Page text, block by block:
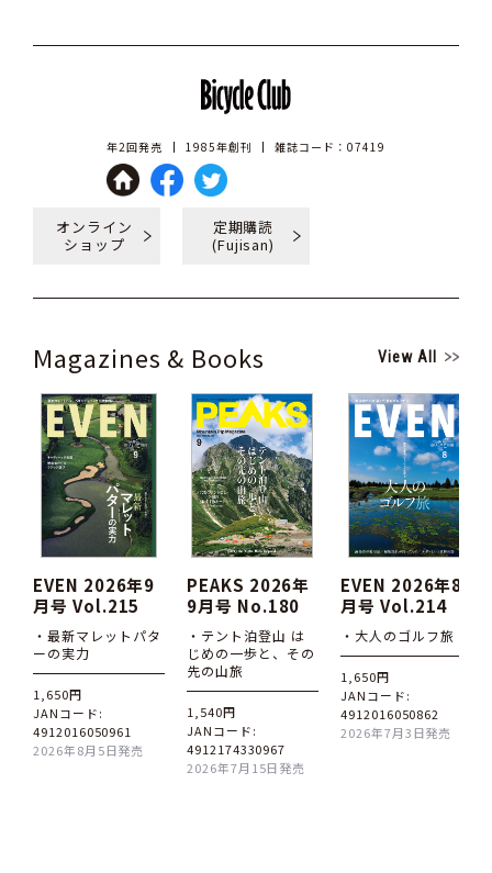
年2回発売 1985年創刊 雑誌コード：07419
オンライン
ショップ
定期購読
(Fujisan)
Magazines & Books View All
EVEN 2026年9
月号 Vol.215
・最新マレットパタ
ーの実力
1,650円
JANコード:
4912016050961
2026年8月5日発売
PEAKS 2026年
9月号 No.180
・テント泊登山 は
じめの一歩と、その
先の山旅
1,540円
JANコード:
4912174330967
2026年7月15日発売
EVEN 2026年8
月号 Vol.214
・大人のゴルフ旅
1,650円
JANコード:
4912016050862
2026年7月3日発売